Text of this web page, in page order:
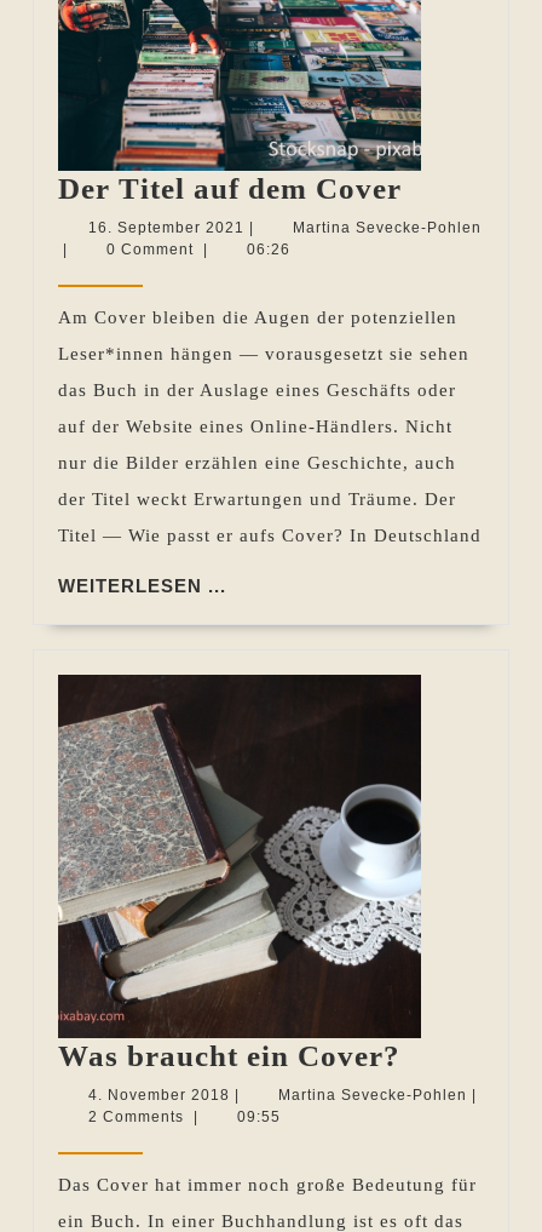
Der Titel auf dem Cover
Titel
Cover
16. September 2021 16.
September
Martina Sevecke-Pohlen
Martina
Pohlen
0 Comment 06:26
Am Cover bleiben die Augen der potenziellen
Leser*innen hängen — vorausgesetzt sie sehen
das Buch in der Auslage eines Geschäfts oder
auf der Website eines Online-Händlers. Nicht
nur die Bilder erzählen eine Geschichte, auch
der Titel weckt Erwartungen und Träume. Der
Titel — Wie passt er aufs Cover? In Deutschland
WEITERLESEN ...
Was braucht ein Cover?
braucht
4. November 2018 4.
November
| Martina Sevecke-Pohlen Martina
|
2 Comments
| 09:55
Das Cover hat immer noch große Bedeutung für
ein Buch. In einer Buchhandlung ist es oft das